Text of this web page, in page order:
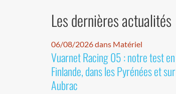
Les dernières actualités
06/08/2026 dans Matériel
Vuarnet Racing 05 : notre test en
Finlande, dans les Pyrénées et sur
Aubrac